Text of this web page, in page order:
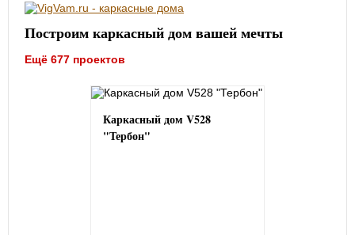
Построим каркасный дом вашей мечты
Ещё 677 проектов
Каркасный дом V528
"Тербон"